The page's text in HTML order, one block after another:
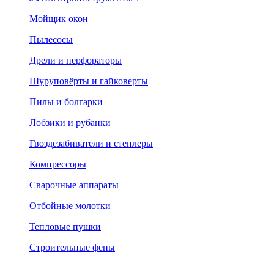
Мойщик окон
Пылесосы
Дрели и перфораторы
Шуруповёрты и гайковерты
Пилы и болгарки
Лобзики и рубанки
Гвоздезабиватели и степлеры
Компрессоры
Сварочные аппараты
Отбойные молотки
Тепловые пушки
Строительные фены